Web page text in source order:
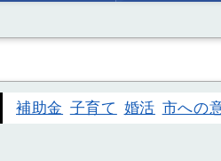
補助金 子育て 婚活 市への